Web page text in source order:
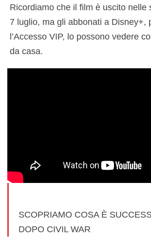
Ricordiamo che il film è uscito nelle
7 luglio, ma gli abbonati a Disney+,
l’Accesso VIP, lo possono vedere
da casa.
SCOPRIAMO COSA È
DOPO CIVIL WAR